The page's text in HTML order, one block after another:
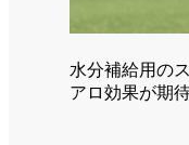
水分補給用の
アロ効果が期